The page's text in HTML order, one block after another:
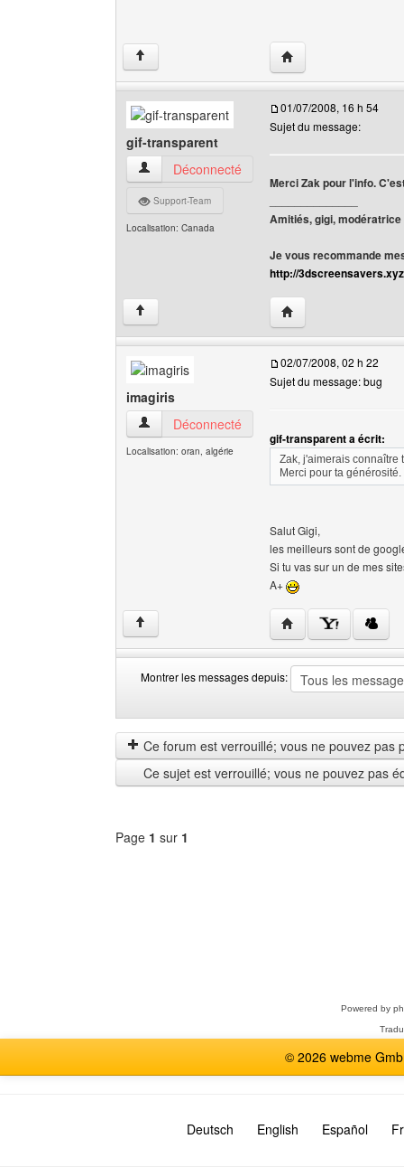
↑ Visiter le site web
gif-transparent
gif-transparent Voir le profil de l'utilisateur
Déconnecté
Support-Team
Localisation: Canada
01/07/2008, 16 h 54
Sujet du message:
Merci Zak pour l'info.
Amitiés, gigi, modératrice
Je vous recommande
http://3dscreensavers.xyz
↑ Visiter le site web
imagiris
imagiris Voir le profil de l'utilisateur
Déconnecté
Localisation: oran, algérie
02/07/2008, 02 h 22
Sujet du message: bug
gif-transparent a écrit:
Zak, j'aimerais connaître
Merci pour ta générosité.
Salut Gigi,
les meilleurs sont de
Si tu vas sur un de mes
A+
↑ Visiter le site web
Montrer les messages depuis:
les
messages
depuis
by
Ce forum est verrouillé; vous ne pouvez pas
Ce sujet est verrouillé; vous ne pouvez pas
Page 1 sur 1
Powered by
© 2026 webme
Deutsch English Español